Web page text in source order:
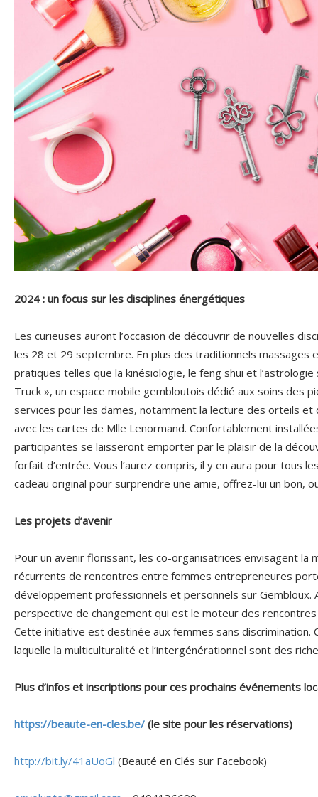
2024 : un focus sur les disciplines énergétiques
Les curieuses auront l’occasion de découvrir de nouvelles
les 28 et 29 septembre. En plus des traditionnels massages
pratiques telles que la kinésiologie, le feng shui et
Truck », un espace mobile gembloutois dédié aux soins des
services pour les dames, notamment la lecture des orteils et
avec les cartes de Mlle Lenormand. Confortablement
participantes se laisseront emporter par le plaisir de la
forfait d’entrée. Vous l’aurez compris, il y en aura pour tous
cadeau original pour surprendre une amie, offrez-lui un bon,
Les projets d’avenir
Pour un avenir florissant, les co-organisatrices envisagent la
récurrents de rencontres entre femmes entrepreneures
développement professionnels et personnels sur Gembloux.
perspective de changement qui est le moteur des
Cette initiative est destinée aux femmes sans discrimination.
laquelle la multiculturalité et l’intergénérationnel sont des
Plus d’infos et inscriptions pour ces prochains événements
https://beaute-en-cles.be/ (le site pour les réservations)
http://bit.ly/41aUoGl (Beauté en Clés sur Facebook)